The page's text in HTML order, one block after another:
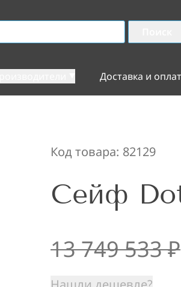
Доставка и
Код товара: 82129
Сейф
13 749 533₽